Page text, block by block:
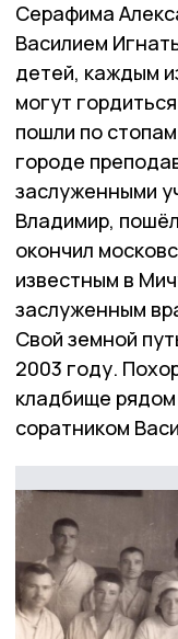
Серафима
Василием
детей, каждым
могут
пошли по
городе
заслуженными
Владимир,
окончил
известным в
заслуженным
Свой земной
2003 году.
кладбище
соратником